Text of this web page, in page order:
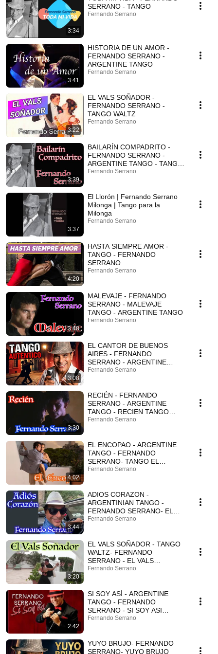
3:34
SERRANO - TANGO
Fernando Serrano
3:41
HISTORIA DE UN AMOR -
FERNANDO SERRANO -
ARGENTINE TANGO
Fernando Serrano
3:22
EL VALS SOÑADOR -
FERNANDO SERRANO -
TANGO WALTZ
Fernando Serrano
3:39
BAILARÍN COMPADRITO -
FERNANDO SERRANO -
ARGENTINE TANGO - TANGO
DANCE
Fernando Serrano
3:37
El Llorón | Fernando Serrano
Milonga | Tango para la
Milonga
Fernando Serrano
4:20
HASTA SIEMPRE AMOR -
TANGO - FERNANDO
SERRANO
Fernando Serrano
3:48
MALEVAJE - FERNANDO
SERRANO - MALEVAJE
TANGO - ARGENTINE TANGO
Fernando Serrano
3:08
EL CANTOR DE BUENOS
AIRES - FERNANDO
SERRANO - ARGENTINE
TANGO
Fernando Serrano
3:30
RECIÉN - FERNANDO
SERRANO - ARGENTINE
TANGO - RECIEN TANGO
DANCE
Fernando Serrano
4:02
EL ENCOPAO - ARGENTINE
TANGO - FERNANDO
SERRANO- TANGO EL
ENCOPADO
Fernando Serrano
3:44
ADIOS CORAZON -
ARGENTINIAN TANGO -
FERNANDO SERRANO- EL
TANGO QUE FALTABA
Fernando Serrano
3:20
EL VALS SOÑADOR - TANGO
WALTZ- FERNANDO
SERRANO - EL VALS
SONADOR
Fernando Serrano
2:42
SI SOY ASÍ - ARGENTINE
TANGO - FERNANDO
SERRANO - SI SOY ASI
TANGO
Fernando Serrano
YUYO BRUJO- FERNANDO
SERRANO- YUYO BRUJO